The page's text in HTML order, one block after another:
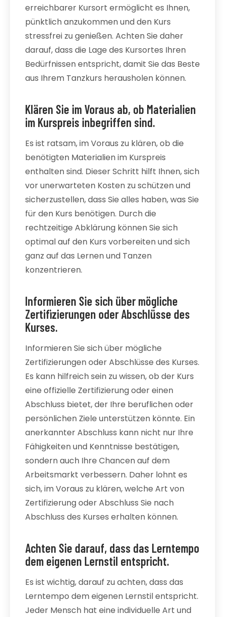
erreichbarer Kursort ermöglicht es Ihnen,
pünktlich anzukommen und den Kurs
stressfrei zu genießen. Achten Sie daher
darauf, dass die Lage des Kursortes Ihren
Bedürfnissen entspricht, damit Sie das Beste
aus Ihrem Tanzkurs herausholen können.
Klären Sie im Voraus ab, ob Materialien
im Kurspreis inbegriffen sind.
Es ist ratsam, im Voraus zu klären, ob die
benötigten Materialien im Kurspreis
enthalten sind. Dieser Schritt hilft Ihnen, sich
vor unerwarteten Kosten zu schützen und
sicherzustellen, dass Sie alles haben, was Sie
für den Kurs benötigen. Durch die
rechtzeitige Abklärung können Sie sich
optimal auf den Kurs vorbereiten und sich
ganz auf das Lernen und Tanzen
konzentrieren.
Informieren Sie sich über mögliche
Zertifizierungen oder Abschlüsse des
Kurses.
Informieren Sie sich über mögliche
Zertifizierungen oder Abschlüsse des Kurses.
Es kann hilfreich sein zu wissen, ob der Kurs
eine offizielle Zertifizierung oder einen
Abschluss bietet, der Ihre beruflichen oder
persönlichen Ziele unterstützen könnte. Ein
anerkannter Abschluss kann nicht nur Ihre
Fähigkeiten und Kenntnisse bestätigen,
sondern auch Ihre Chancen auf dem
Arbeitsmarkt verbessern. Daher lohnt es
sich, im Voraus zu klären, welche Art von
Zertifizierung oder Abschluss Sie nach
Abschluss des Kurses erhalten können.
Achten Sie darauf, dass das Lerntempo
dem eigenen Lernstil entspricht.
Es ist wichtig, darauf zu achten, dass das
Lerntempo dem eigenen Lernstil entspricht.
Jeder Mensch hat eine individuelle Art und